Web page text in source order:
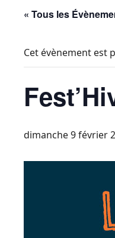
« Tous les
Cet évènement est
dimanche 9 février